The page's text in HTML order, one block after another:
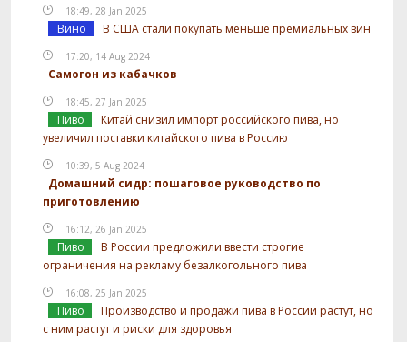
18:49, 28 Jan 2025
Вино В США стали покупать меньше премиальных вин
17:20, 14 Aug 2024
Самогон из кабачков
18:45, 27 Jan 2025
Пиво
Китай снизил импорт российского пива, но
увеличил поставки китайского пива в Россию
10:39, 5 Aug 2024
Домашний сидр: пошаговое руководство по
приготовлению
16:12, 26 Jan 2025
Пиво
В России предложили ввести строгие
ограничения на рекламу безалкогольного пива
16:08, 25 Jan 2025
Пиво
Производство и продажи пива в России растут, но
с ним растут и риски для здоровья